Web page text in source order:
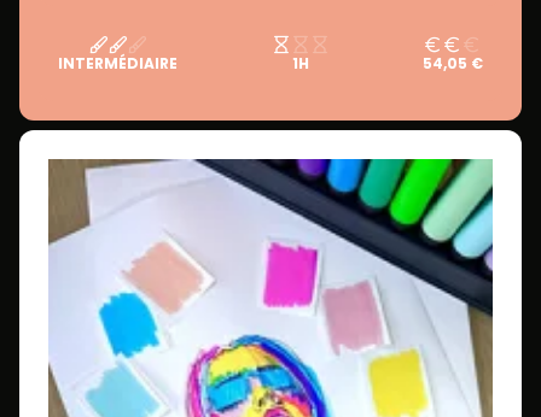
INTERMÉDIAIRE 1H 54,05 €